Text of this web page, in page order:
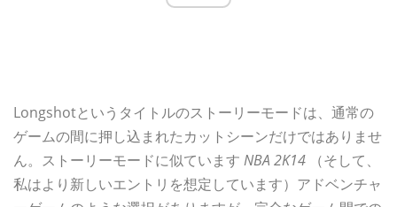
Longshotというタイトルのストーリーモードは、通常の
ゲームの間に押し込まれたカットシーンだけではありませ
ん。ストーリーモードに似ています NBA 2K14 （そして、
私はより新しいエントリを想定しています）アドベンチャ